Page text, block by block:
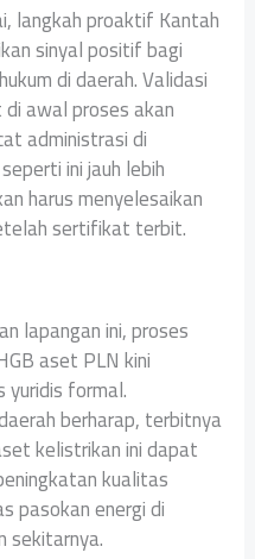
langkah proaktif Kantah
sinyal positif bagi
di daerah. Validasi
awal proses akan
administrasi di
ini jauh lebih
harus menyelesaikan
sertifikat terbit.
lapangan ini, proses
aset PLN kini
yuridis formal.
berharap, terbitnya
kelistrikan ini dapat
kualitas
pasokan energi di
sekitarnya.